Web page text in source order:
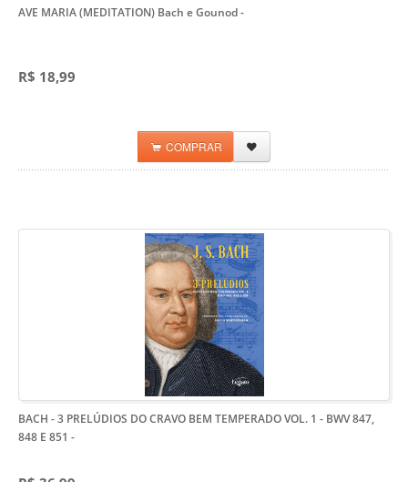
AVE MARIA (MEDITATION) Bach e Gounod-
R$ 18,99
COMPRAR
BACH - 3 PRELÚDIOS DO CRAVO BEM TEMPERADO VOL. 1 - BWV 847,
848 E 851 -